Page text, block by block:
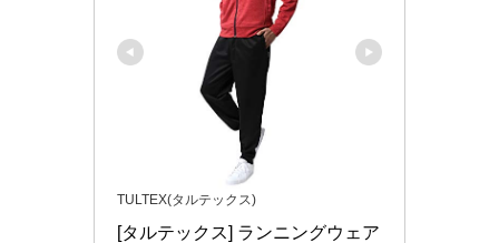
TULTEX(タルテックス)
[タルテックス] ランニングウェア